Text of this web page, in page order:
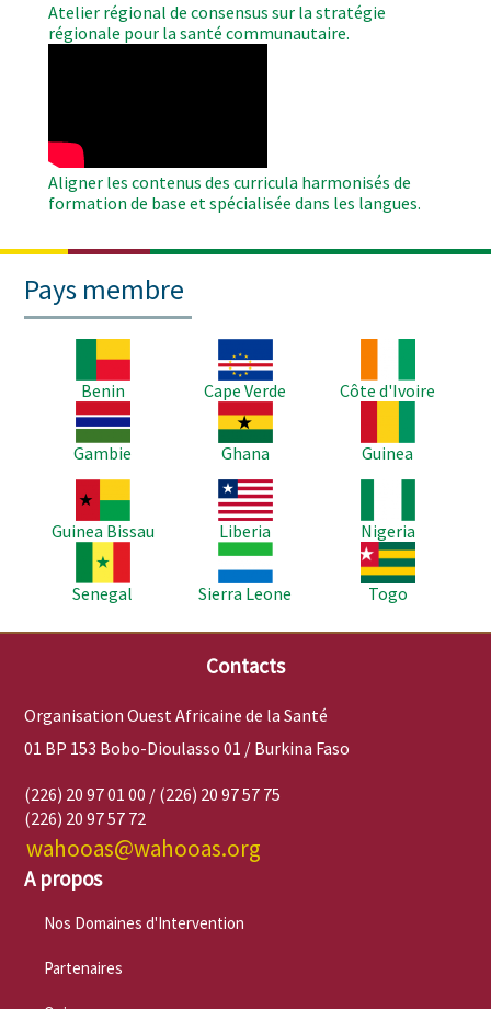
Atelier régional de consensus sur la stratégie
régionale pour la santé communautaire.
Aligner les contenus des curricula harmonisés de
formation de base et spécialisée dans les langues.
Pays membre
Benin
Image
Cape Verde
Côte d'Ivoire
Image
Gambie
Image
Ghana
Guinea
Image
Guinea Bissau
Image
Liberia
Nigeria
Senegal
Image
Sierra Leone
Image
Togo
Contacts
Organisation Ouest Africaine de la Santé
01 BP 153 Bobo-Dioulasso 01 / Burkina Faso
(226) 20 97 01 00 / (226) 20 97 57 75
(226) 20 97 57 72
wahooas@wahooas.org
A propos
Nos Domaines d'Intervention
Partenaires